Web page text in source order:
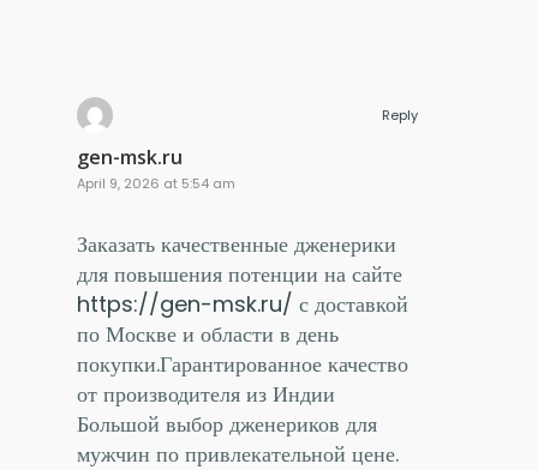
gen-msk.ru
April 9, 2026 at 5:54 am
Заказать качественные дженерики
для повышения потенции на сайте
https://gen-msk.ru/ с доставкой
по Москве и области в день
покупки.Гарантированное качество
от производителя из Индии
Большой выбор дженериков для
мужчин по привлекательной цене.
Reply